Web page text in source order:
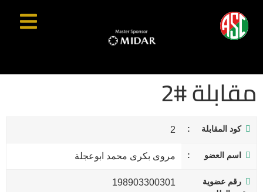
مقابلة #2
كود المقابلة 2
اسم العضو مروى بكرى محمد ابوعجلة
رقم عضوية
198903300301